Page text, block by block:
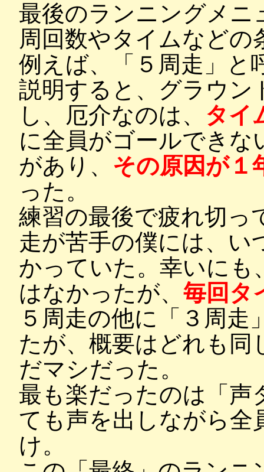
最後のランニングメニ
周回数やタイムなど
例えば、「５周走」と
説明すると、グラウン
し、厄介なのは、 タイ
に全員がゴールできな
があり、 その原因が１
った。
練習の最後で疲れ切っ
走が苦手の僕には、い
かっていた。幸いにも
はなかったが、 毎回タ
５周走の他に「３周
たが、概要はどれも同
だマシだった。
最も楽だったのは「声
ても声を出しながら全
け。